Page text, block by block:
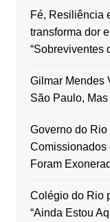
Fé, Resiliência
transforma dor
“Sobreviventes
Gilmar Mendes
São Paulo,
Governo do
Comissionados
Foram
Colégio do Rio
“Ainda Estou